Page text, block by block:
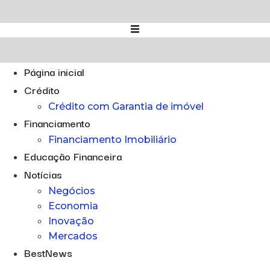
para
o
Página inicial
Crédito
Crédito com Garantia de imóvel
Financiamento
Financiamento Imobiliário
Educação Financeira
Notícias
Negócios
Economia
Inovação
Mercados
BestNews